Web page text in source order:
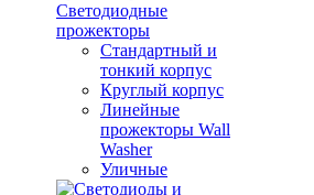
Светодиодные
прожекторы
Стандартный и
тонкий корпус
Круглый корпус
Линейные
прожекторы Wall
Washer
Уличные